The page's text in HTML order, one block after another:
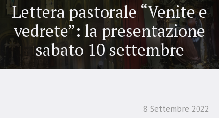
Lettera pastorale “Venite e
vedrete”: la presentazione
sabato 10 settembre
8 Settembre 2022